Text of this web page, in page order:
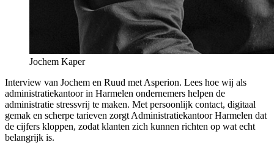
Jochem Kaper
Interview van Jochem en Ruud met Asperion. Lees hoe wij als
administratiekantoor in Harmelen ondernemers helpen de
administratie stressvrij te maken. Met persoonlijk contact, digitaal
gemak en scherpe tarieven zorgt Administratiekantoor Harmelen dat
de cijfers kloppen, zodat klanten zich kunnen richten op wat echt
belangrijk is.